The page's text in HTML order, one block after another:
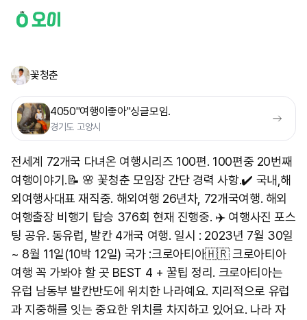
꽃청춘
4050"여행이좋아"싱글모임.
경기도 고양시
전세계 72개국 다녀온 여행시리즈 100편. 100편중 20번째
여행이야기.📝 🌸 꽃청춘 모임장 간단 경력 사항.✔️ 국내,해
외여행사대표 재직중. 해외여행 26년차, 72개국여행. 해외
여행출장 비행기 탑승 376회 현재 진행중. ✈️ 여행사진 포스
팅 공유. 동유럽, 발칸 4개국 여행. 일시 : 2023년 7월 30일
~ 8월 11일(10박 12일) 국가 :크로아티아🇭🇷 크로아티아
여행 꼭 가봐야 할 곳 BEST 4 + 꿀팁 정리. 크로아티아는
유럽 남동부 발칸반도에 위치한 나라예요. 지리적으로 유럽
과 지중해를 잇는 중요한 위치를 차지하고 있어요. 나라 자